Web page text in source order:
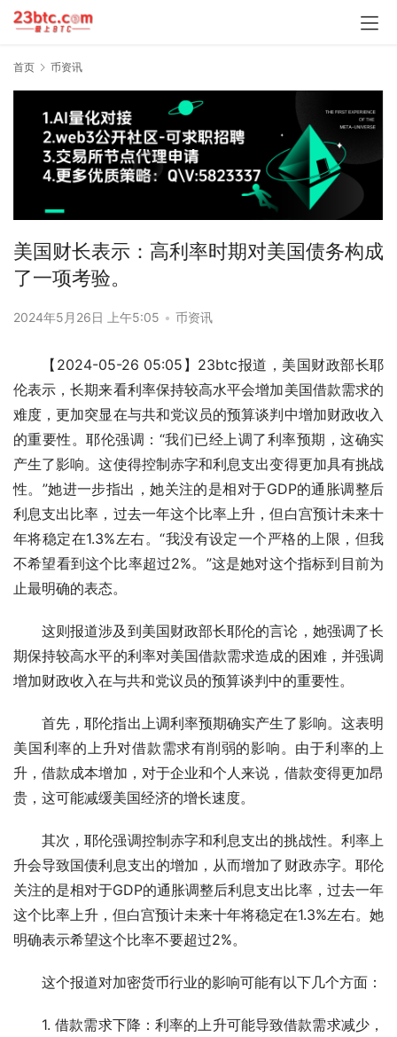
首页 币资讯
美国财长表示：高利率时期对美国债务构成
了一项考验。
2024年5月26日 上午5:05 • 币资讯
【2024-05-26 05:05】23btc报道，美国财政部长耶
伦表示，长期来看利率保持较高水平会增加美国借款需求的
难度，更加突显在与共和党议员的预算谈判中增加财政收入
的重要性。耶伦强调：“我们已经上调了利率预期，这确实
产生了影响。这使得控制赤字和利息支出变得更加具有挑战
性。”她进一步指出，她关注的是相对于GDP的通胀调整后
利息支出比率，过去一年这个比率上升，但白宫预计未来十
年将稳定在1.3%左右。“我没有设定一个严格的上限，但我
不希望看到这个比率超过2%。”这是她对这个指标到目前为
止最明确的表态。
这则报道涉及到美国财政部长耶伦的言论，她强调了长
期保持较高水平的利率对美国借款需求造成的困难，并强调
增加财政收入在与共和党议员的预算谈判中的重要性。
首先，耶伦指出上调利率预期确实产生了影响。这表明
美国利率的上升对借款需求有削弱的影响。由于利率的上
升，借款成本增加，对于企业和个人来说，借款变得更加昂
贵，这可能减缓美国经济的增长速度。
其次，耶伦强调控制赤字和利息支出的挑战性。利率上
升会导致国债利息支出的增加，从而增加了财政赤字。耶伦
关注的是相对于GDP的通胀调整后利息支出比率，过去一年
这个比率上升，但白宫预计未来十年将稳定在1.3%左右。她
明确表示希望这个比率不要超过2%。
这个报道对加密货币行业的影响可能有以下几个方面：
1. 借款需求下降：利率的上升可能导致借款需求减少，